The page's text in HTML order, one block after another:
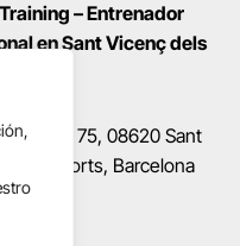
– Entrenador
en Sant Vicenç dels
del Riu, 75, 08620 Sant
dels Horts, Barcelona